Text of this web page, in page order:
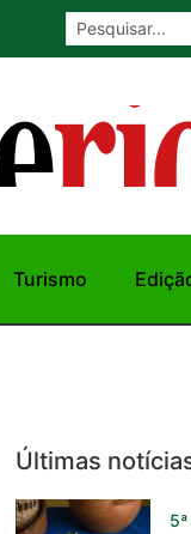
Turismo
Últimas